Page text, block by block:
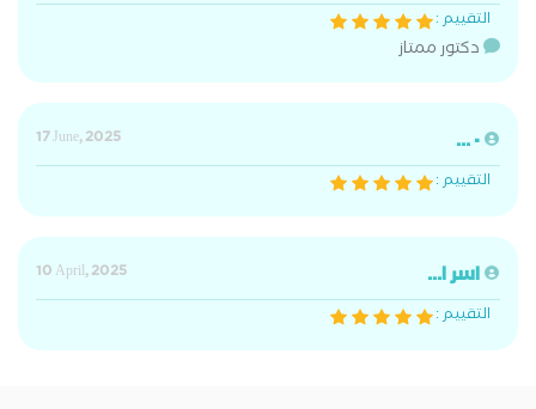
التقييم :
دكتور ممتاز
17 June, 2025
التقييم :
اسر ا...
10 April, 2025
التقييم :